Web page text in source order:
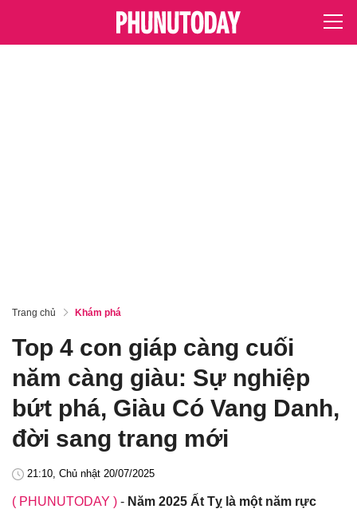
Trang chủ Khám phá
Top 4 con giáp càng cuối
năm càng giàu: Sự nghiệp
bứt phá, Giàu Có Vang Danh,
đời sang trang mới
21:10, Chủ nhật 20/07/2025
( PHUNUTODAY ) - Năm 2025 Ất Tỵ là một năm rực